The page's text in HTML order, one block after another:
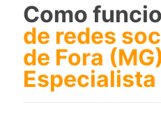
Como
de redes
de Fora